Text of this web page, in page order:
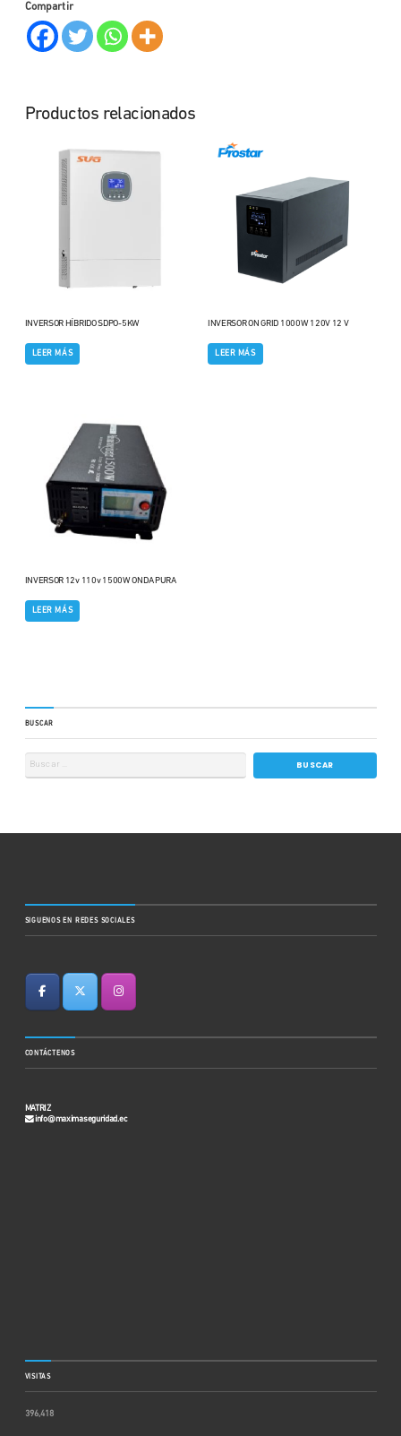
Compartir
Productos relacionados
INVERSOR HÍBRIDO SDPO-5KW
LEER MÁS
INVERSOR ON GRID 1000W 120V 12 V
LEER MÁS
INVERSOR 12v 110v 1500W ONDA PURA
LEER MÁS
BUSCAR
SIGUENOS EN REDES SOCIALES
CONTÁCTENOS
MATRIZ
info@maximaseguridad.ec
VISITAS
396,418